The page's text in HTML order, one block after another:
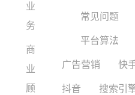
业
务
商
业
顾
常见问题
平台算法
广告营销 快
抖音 搜索引